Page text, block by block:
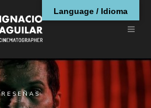
RESEÑAS
Language / Idioma